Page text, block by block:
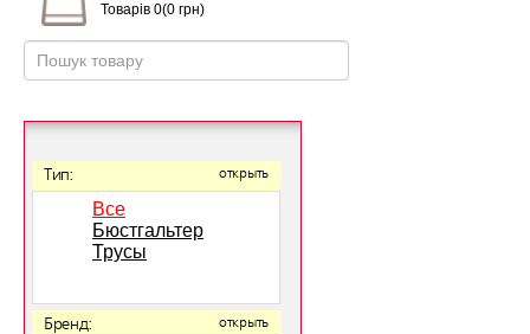
Товарів 0(0 грн)
Тип: открыть
Все
Бюстгальтер
Трусы
Бренд: открыть